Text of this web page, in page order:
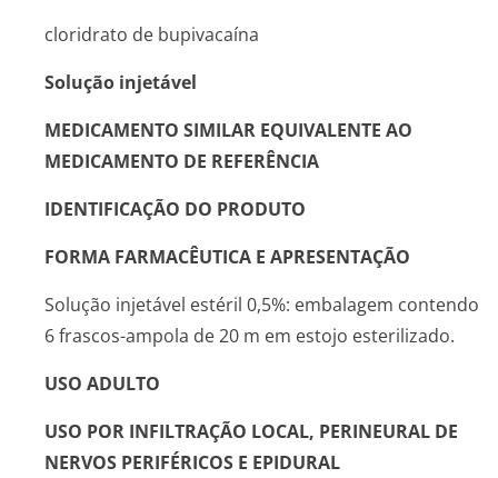
cloridrato de bupivacaína
Solução injetável
MEDICAMENTO SIMILAR EQUIVALENTE AO
MEDICAMENTO DE REFERÊNCIA
IDENTIFICAÇÃO DO PRODUTO
FORMA FARMACÊUTICA E APRESENTAÇÃO
Solução injetável estéril 0,5%: embalagem contendo
6 frascos-ampola de 20 m em estojo esterilizado.
USO ADULTO
USO POR INFILTRAÇÃO LOCAL, PERINEURAL DE
NERVOS PERIFÉRICOS E EPIDURAL